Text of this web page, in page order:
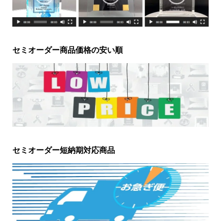
セミオーダー商品価格の安い順
セミオーダー短納期対応商品